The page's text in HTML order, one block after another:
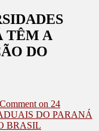
TÊM A
DO
on 24
DO PARANÁ
BRASIL